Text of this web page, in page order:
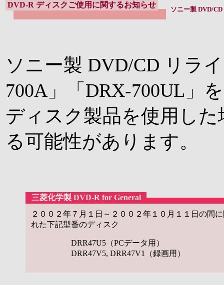
DVD-R ディスクご使用に関するお知らせ
ソニー製 DVD/
ソニー製 DVD/CD リラ
700A」「DRX-700UL」
ディスク製品を使用し
る可能性があります。
三菱化学製 DVD-R for General
２００２年７月１日～２００２年１０月１１日の間
れた下記型番のディスク
DRR47U5（PCデータ用）
DRR47V5, DRR47V1（録画用）